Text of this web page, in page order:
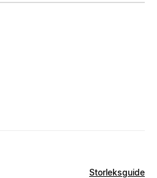
Storleksguide